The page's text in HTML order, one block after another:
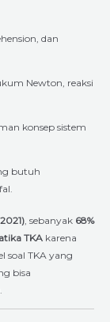
dan
Newton, reaksi
konsep sistem
butuh
, sebanyak 68%
TKA karena
soal TKA yang
bisa